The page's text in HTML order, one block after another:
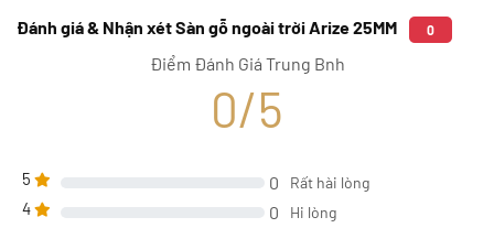
Đánh giá & Nhận xét Sàn gỗ ngoài trời Arize 25MM 0
Điểm Đánh Giá Trung Bnh
0/5
5 0 Rất hài lòng
4 0 Hi lòng